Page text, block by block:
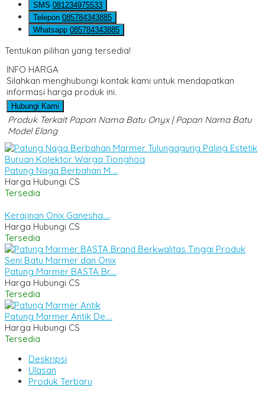
SMS 081234975533
Telepon 085784343885
Whatsapp 085784343885
Tentukan pilihan yang tersedia!
INFO HARGA
Silahkan menghubungi kontak kami untuk mendapatkan
informasi harga produk ini.
Hubungi Kami
Produk Terkait Papan Nama Batu Onyx | Papan Nama Batu
Model Elang
Patung Naga Berbahan M....
Harga Hubungi CS
Tersedia
Kerajinan Onix Ganesha....
Harga Hubungi CS
Tersedia
Patung Marmer BASTA Br....
Harga Hubungi CS
Tersedia
Patung Marmer Antik De....
Harga Hubungi CS
Tersedia
Deskripsi
Ulasan
Produk Terbaru